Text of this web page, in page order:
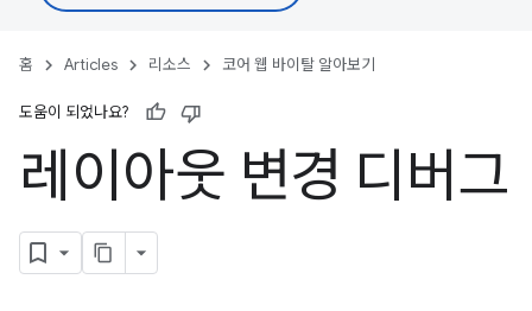
홈 Articles 리소스 코어 웹 바이탈 알아보기
도움이 되었나요?
레이아웃 변경 디버그